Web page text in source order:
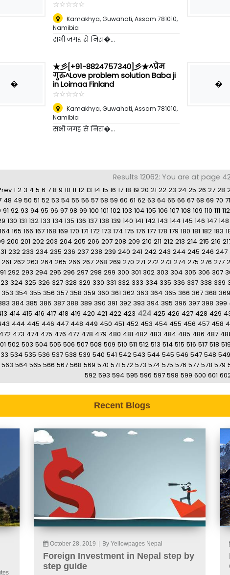
☆☆☆☆☆
★★★★★
Kamakhya, Guwahati, Assam 781010,
Namibia
सभी जगह से निरा�...
�
★彡[+91-8824757340]彡★^प्रेम
गुरु^Love problem solution Baba ji
in Loimaa Finland
☆☆☆☆☆
★★★★★
Kamakhya, Guwahati, Assam 781010,
Namibia
सभी जगह से निरा�...
�
Results 12062: You are at page
1 2 3 4 5 6 7 8 9 10 11 12 13 14 15 16 17 18 19 20 21 22 23 24 25 26 27 28
48 49 50 51 52 53 54 55 56 57 58 59 60 61 62 63 64 65 66 67 68 69 70 71
91 92 93 94 95 96 97 98 99 100 101 102 103 104 105 106 107 108 109 110 111 112
130 131 132 133 134 135 136 137 138 139 140 141 142 143 144 145 146 147 148
164 165 166 167 168 169 170 171 172 173 174 175 176 177 178 179 180 181 182 183
200 201 202 203 204 205 206 207 208 209 210 211 212 213 214 215 216
232 233 234 235 236 237 238 239 240 241 242 243 244 245 246 247
261 262 263 264 265 266 267 268 269 270 271 272 273 274 275 276 277
292 293 294 295 296 297 298 299 300 301 302 303 304 305 306 307
324 325 326 327 328 329 330 331 332 333 334 335 336 337 338 339
353 354 355 356 357 358 359 360 361 362 363 364 365 366 367 368 369
384 385 386 387 388 389 390 391 392 393 394 395 396 397 398 399
414 415 416 417 418 419 420 421 422 423 424 425 426 427 428 429
444 445 446 447 448 449 450 451 452 453 454 455 456 457 458
473 474 475 476 477 478 479 480 481 482 483 484 485 486 487
502 503 504 505 506 507 508 509 510 511 512 513 514 515 516 517 518 519
534 535 536 537 538 539 540 541 542 543 544 545 546 547 548 549
563 564 565 566 567 568 569 570 571 572 573 574 575 576 577 578 579
592 593 594 595 596 597 598 599 600 601
Recent Blogs
October 28, 2019 By Yellowpages Nepal
Foreign Investment in Nepal step by
step guide